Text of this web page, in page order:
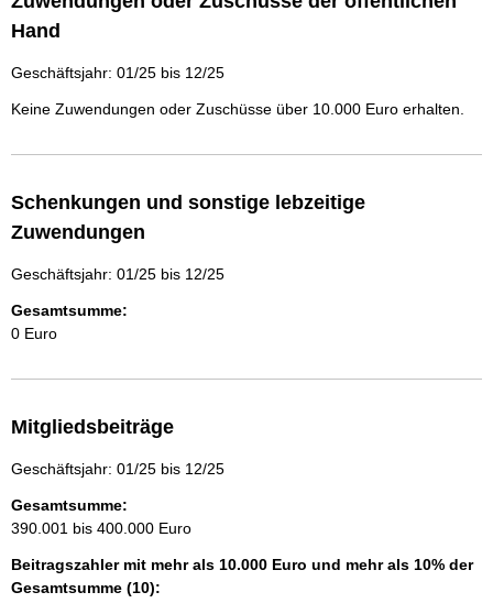
Hand
Geschäftsjahr: 01/25 bis 12/25
Keine Zuwendungen oder Zuschüsse über 10.000 Euro erhalten.
Schenkungen und sonstige lebzeitige
Zuwendungen
Geschäftsjahr: 01/25 bis 12/25
Gesamtsumme:
0 Euro
Mitgliedsbeiträge
Geschäftsjahr: 01/25 bis 12/25
Gesamtsumme:
390.001 bis 400.000 Euro
Beitragszahler mit mehr als 10.000 Euro und mehr als 10% der
Gesamtsumme (10):